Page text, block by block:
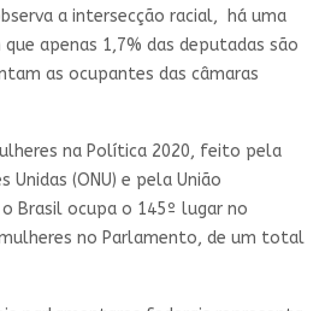
a intersecção racial, há uma
apenas 1,7% das deputadas são
as ocupantes das câmaras
na Política 2020, feito pela
Unidas (ONU) e pela União
Brasil ocupa o 145º lugar no
no Parlamento, de um total